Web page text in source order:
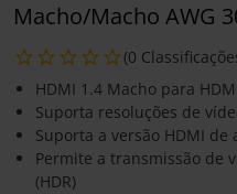
Macho/Macho AWG
(0
HDMI 1.4 Macho para
Suporta resoluções de
Suporta a versão HDMI de
Permite a transmissão de
(HDR)